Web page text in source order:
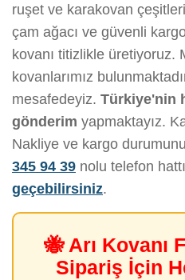
ruşet ve karakovan
çam ağacı ve güvenli
kovanı titizlikle üretiyoruz.
kovanlarımız
mesafedeyiz. Türkiye'nin
gönderim yapmaktayız.
Nakliye ve kargo
345 94 39 nolu telefon
geçebilirsiniz.
🐝 Arı Kovanı
Sipariş İçin